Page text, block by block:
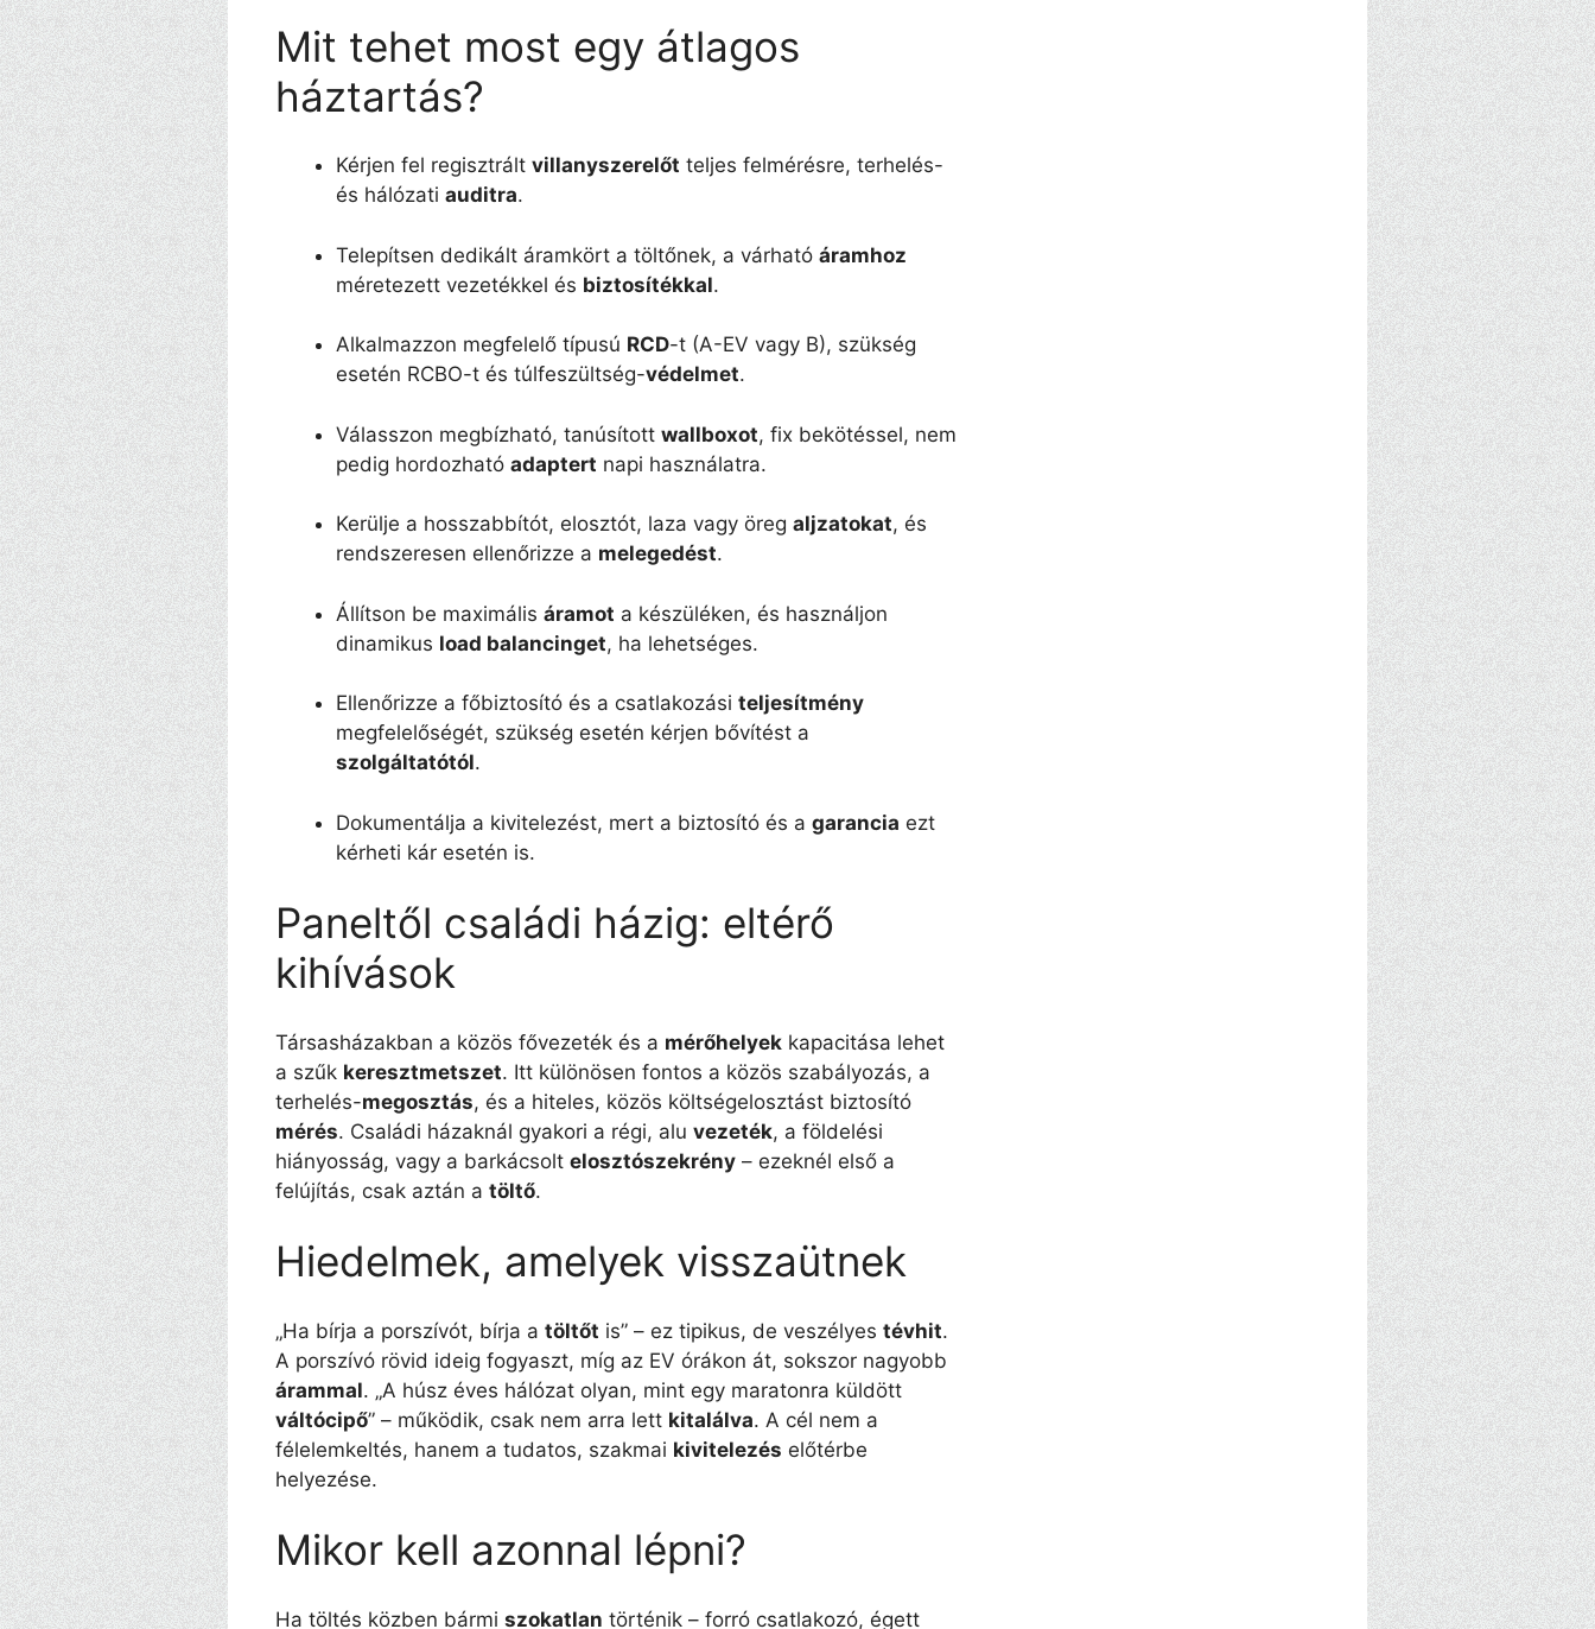
Mit tehet most egy átlagos
háztartás?
Kérjen fel regisztrált villanyszerelőt teljes felmérésre, terhelés-
és hálózati auditra.
Telepítsen dedikált áramkört a töltőnek, a várható áramhoz
méretezett vezetékkel és biztosítékkal.
Alkalmazzon megfelelő típusú RCD-t (A-EV vagy B), szükség
esetén RCBO-t és túlfeszültség-védelmet.
Válasszon megbízható, tanúsított wallboxot, fix bekötéssel, nem
pedig hordozható adaptert napi használatra.
Kerülje a hosszabbítót, elosztót, laza vagy öreg aljzatokat, és
rendszeresen ellenőrizze a melegedést.
Állítson be maximális áramot a készüléken, és használjon
dinamikus load balancinget, ha lehetséges.
Ellenőrizze a főbiztosító és a csatlakozási teljesítmény
megfelelőségét, szükség esetén kérjen bővítést a
szolgáltatótól.
Dokumentálja a kivitelezést, mert a biztosító és a garancia ezt
kérheti kár esetén is.
Paneltől családi házig: eltérő
kihívások
Társasházakban a közös fővezeték és a mérőhelyek kapacitása lehet
a szűk keresztmetszet. Itt különösen fontos a közös szabályozás, a
terhelés-megosztás, és a hiteles, közös költségelosztást biztosító
mérés. Családi házaknál gyakori a régi, alu vezeték, a földelési
hiányosság, vagy a barkácsolt elosztószekrény – ezeknél első a
felújítás, csak aztán a töltő.
Hiedelmek, amelyek visszaütnek
„Ha bírja a porszívót, bírja a töltőt is” – ez tipikus, de veszélyes tévhit.
A porszívó rövid ideig fogyaszt, míg az EV órákon át, sokszor nagyobb
árammal. „A húsz éves hálózat olyan, mint egy maratonra küldött
váltócipő” – működik, csak nem arra lett kitalálva. A cél nem a
félelemkeltés, hanem a tudatos, szakmai kivitelezés előtérbe
helyezése.
Mikor kell azonnal lépni?
Ha töltés közben bármi szokatlan történik – forró csatlakozó, égett